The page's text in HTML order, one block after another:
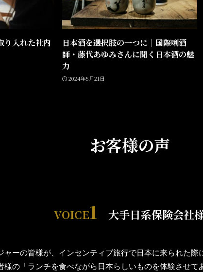
り入れた社内
日本酒を選択肢の一つに｜国際唎酒
師・藤代あゆみさんに聞く日本酒の魅
力
2024年5月21日
お客様の声
VOICE1 大手日系保険会社
ャーの皆様が、インセンティブ旅行で日本に来られた
様の「ランチを食べながら日本らしいものを体験させ